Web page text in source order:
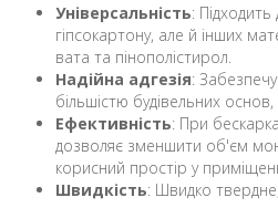
Універсальність:
гіпсокартону, але й інших
вата та пінополістирол.
Надійна адгезія:
більшістю будівельних
Ефективність: При
дозволяє зменшити об'єм
корисний простір у
Швидкість: Швидко